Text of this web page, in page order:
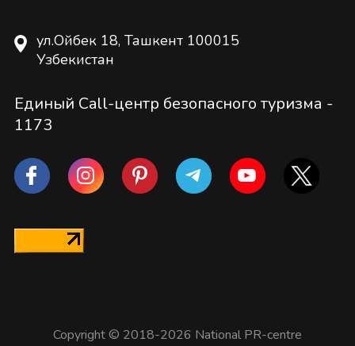
ул.Ойбек 18, Ташкент 100015
Узбекистан
Единый Call-центр безопасного туризма -
1173
Copyright © 2018-2026 National PR-centre